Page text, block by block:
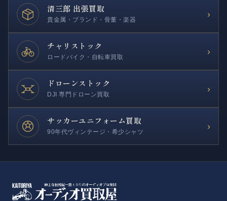
清三郎 出張買取
貴金属・ブランド・骨董・楽器
›
チャリストック
ロードバイク・自転車買取
›
ドローンストック
DJI 専門ドローン買取
›
サッカーユニフォーム買取
90年代ヴィンテージ・希少シャツ
›